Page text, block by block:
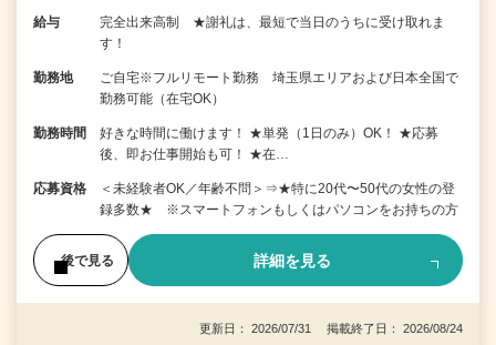
給与
完全出来高制 ★謝礼は、最短で当日のうちに受け取れま
す！
勤務地
ご自宅※フルリモート勤務 埼玉県エリアおよび日本全国で
勤務可能（在宅OK）
勤務時間
好きな時間に働けます！ ★単発（1日のみ）OK！ ★応募
後、即お仕事開始も可！ ★在…
応募資格
＜未経験者OK／年齢不問＞⇒★特に20代〜50代の女性の登
録多数★ ※スマートフォンもしくはパソコンをお持ちの方
後で見る 詳細を見る
更新日： 2026/07/31 掲載終了日： 2026/08/24